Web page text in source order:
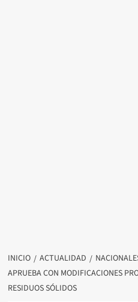
INICIO ACTUALIDAD
APRUEBA CON MODIFICACIONES
RESIDUOS SÓLIDOS